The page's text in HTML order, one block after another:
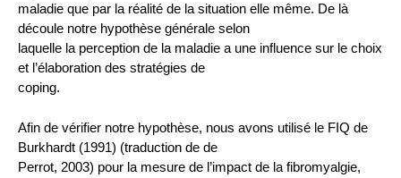
maladie que par la réalité de la situation elle même. De là
découle notre hypothèse générale selon
laquelle la perception de la maladie a une influence sur le choix
et l’élaboration des stratégies de
coping.
Afin de vérifier notre hypothèse, nous avons utilisé le FIQ de
Burkhardt (1991) (traduction de de
Perrot, 2003) pour la mesure de l’impact de la fibromyalgie,